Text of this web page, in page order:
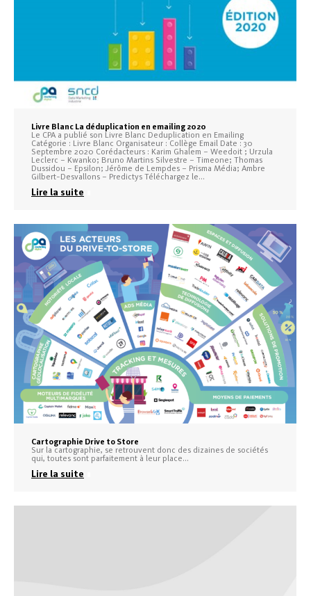
Livre Blanc La déduplication en emailing 2020
Le CPA a publié son Livre Blanc Deduplication en Emailing
Catégorie : Livre Blanc Organisateur : Collège Email Date : 30
Septembre 2020 Corédacteurs : Karim Ghalem – Weedoit ; Urzula
Leclerc – Kwanko; Bruno Martins Silvestre – Timeone; Thomas
Dussidou – Epsilon; Jérôme de Lempdes – Prisma Média; Ambre
Gilbert-Desvallons – Predictys Téléchargez le…
Lire la suite
Cartographie Drive to Store
Sur la cartographie, se retrouvent donc des dizaines de sociétés
qui, toutes sont parfaitement à leur place…
Lire la suite